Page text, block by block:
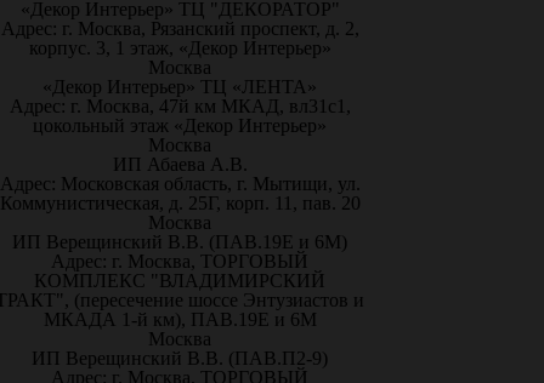
«Декор Интерьер» ТЦ "ДЕКОРАТОР"
Адрес: г. Москва, Рязанский проспект, д. 2,
корпус. 3, 1 этаж, «Декор Интерьер»
Москва
«Декор Интерьер» ТЦ «ЛЕНТА»
Адрес: г. Москва, 47й км МКАД, вл31с1,
цокольный этаж «Декор Интерьер»
Москва
ИП Абаева А.В.
Адрес: Московская область, г. Мытищи, ул.
Коммунистическая, д. 25Г, корп. 11, пав. 20
Москва
ИП Верещинский В.В. (ПАВ.19Е и 6М)
Адрес: г. Москва, ТОРГОВЫЙ
КОМПЛЕКС "ВЛАДИМИРСКИЙ
(пересечение шоссе Энтузиастов и
МКАДА 1-й км), ПАВ.19Е и 6М
Москва
ИП Верещинский В.В. (ПАВ.П2-9)
Адрес: г. Москва, ТОРГОВЫЙ